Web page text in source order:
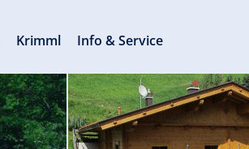
Krimml Info & Service